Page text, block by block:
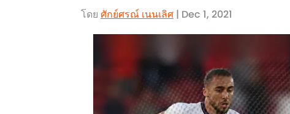
โดย ศักย์ศรณ์ เนนเลิศ | Dec 1, 2021